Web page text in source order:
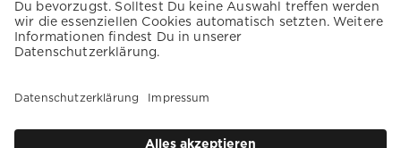
COOKIE EINSTELLUNGEN